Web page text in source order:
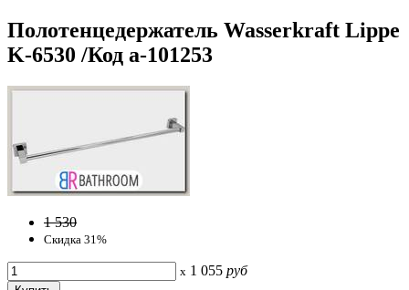
Полотенцедержатель Wasserkraft Lippe
K-6530 /Код a-101253
1 530
Скидка 31%
x 1 055 руб